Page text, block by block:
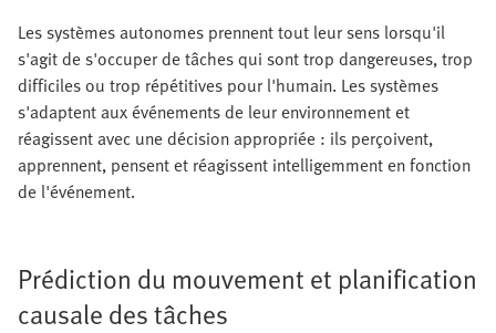
Les systèmes autonomes prennent tout leur sens lorsqu'il
s'agit de s'occuper de tâches qui sont trop dangereuses, trop
difficiles ou trop répétitives pour l'humain. Les systèmes
s'adaptent aux événements de leur environnement et
réagissent avec une décision appropriée : ils perçoivent,
apprennent, pensent et réagissent intelligemment en fonction
de l'événement.
Prédiction du mouvement et planification
causale des tâches